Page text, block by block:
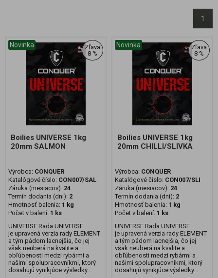
1
Novinka
Zľava
8 %
Boilies UNIVERSE 1kg
20mm SALMON
Výrobca: CONQUER
Katalógové číslo: CON007/SAL
Záruka (mesiacov): 24
Termín dodania (dni): 2
Hmotnosť balenia: 1 kg
Počet v balení: 1 ks
UNIVERSE Rada UNIVERSE
je upravená verzia rady ELEMENT
a tým pádom lacnejšia, čo jej
však neuberá na kvalite a
obľúbenosti medzi rybármi a
našimi spolupracovníkmi, ktorý
dosahujú vynikjúce výsledky...
Novinka
Zľava
8 %
Boilies UNIVERSE 1kg
20mm CHILLI/SLIVKA
Výrobca: CONQUER
Katalógové číslo: CON007/SLI
Záruka (mesiacov): 24
Termín dodania (dni): 2
Hmotnosť balenia: 1 kg
Počet v balení: 1 ks
UNIVERSE Rada UNIVERSE
je upravená verzia rady ELEMENT
a tým pádom lacnejšia, čo jej
však neuberá na kvalite a
obľúbenosti medzi rybármi a
našimi spolupracovníkmi, ktorý
dosahujú vynikjúce výsledky...